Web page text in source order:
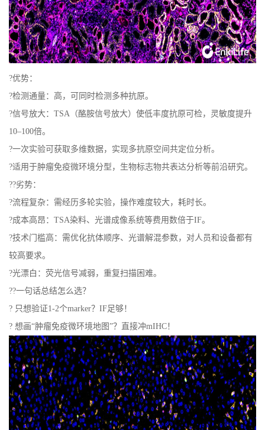
?优势：
?检测通量：高，可同时检测多种抗原。
?信号放大：TSA（酪胺信号放大）使低丰度抗原可检，灵敏度提升
10–100倍。
?一次实验可获取多维数据，实现多抗原空间共定位分析。
?适用于肿瘤免疫微环境分型，生物标志物共表达分析等前沿研究。
??劣势：
?流程复杂：需经历多轮实验，操作难度较大，耗时长。
?成本高昂：TSA染料、光谱成像系统等费用数倍于IF。
?技术门槛高：需优化抗体顺序、光谱解混参数，对人员和设备都有
较高要求。
?光漂白：荧光信号减弱，重复扫描困难。
??一句话总结怎么选？
? 只想验证1-2个marker？IF足够！
? 想画“肿瘤免疫微环境地图”？直接冲mIHC！